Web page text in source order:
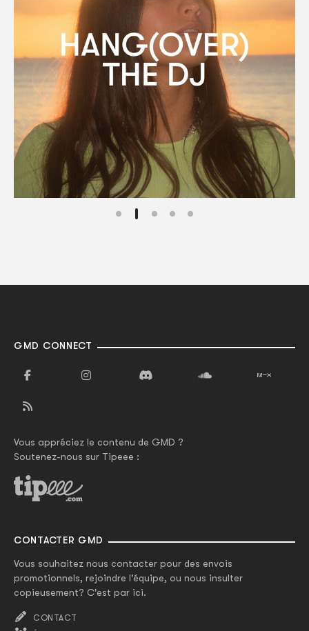
GMD CONNECT
Vous appréciez le contenu de GMD ?
Soutenez-nous sur Tipeee :
CONTACTER GMD
Vous souhaitez nous contacter pour des envois
promotionnels, rejoindre l'équipe, ou nous insulter
copieusement? C'est par ici.
CONTACT